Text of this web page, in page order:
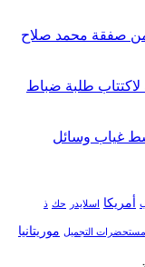
مليون يورو من صفقة محمد صلاح
طلبة ضباط
غياب وسائل
أمريكا اسلايدر حك ذ
مستحضرات التجميل موريتانيا